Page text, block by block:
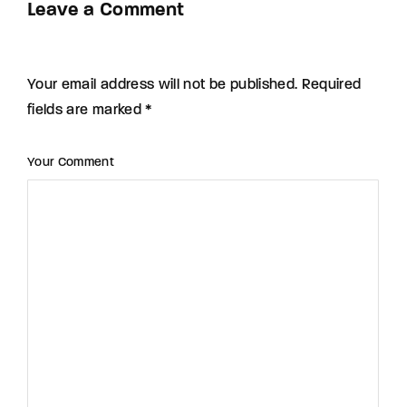
Leave a Comment
Your email address will not be published. Required
fields are marked *
Your Comment